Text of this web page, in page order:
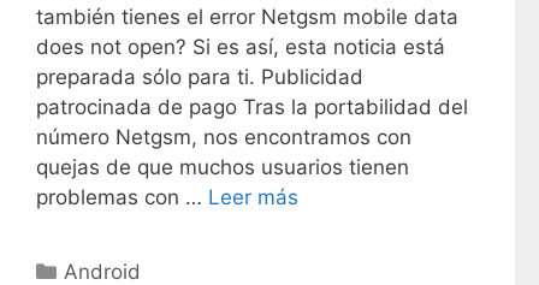
también tienes el error Netgsm mobile data
does not open? Si es así, esta noticia está
preparada sólo para ti. Publicidad
patrocinada de pago Tras la portabilidad del
número Netgsm, nos encontramos con
quejas de que muchos usuarios tienen
problemas con … Leer más
C
Android